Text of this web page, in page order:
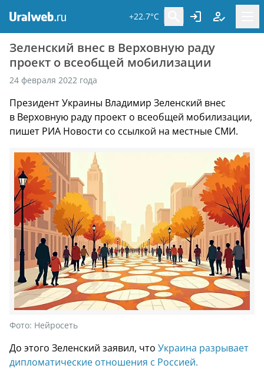
+22.7°C
Зеленский внес в Верховную раду
проект о всеобщей мобилизации
24 февраля 2022 года
Президент Украины Владимир Зеленский внес
в Верховную раду проект о всеобщей мобилизации,
пишет РИА Новости со ссылкой на местные СМИ.
Фото: Нейросеть
До этого Зеленский заявил, что Украина разрывает
дипломатические отношения с Россией.